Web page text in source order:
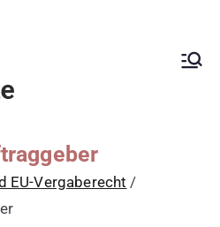
Auftraggeber,
Vergabestellen
sowie Bewerber
öffentliche Ausschreibung,
Schwellenwerte, Konzessionen,
Zuwendungen, GWB, VgV, UGVO,
VoB/A, Rüge,
EU-Vergaberecht